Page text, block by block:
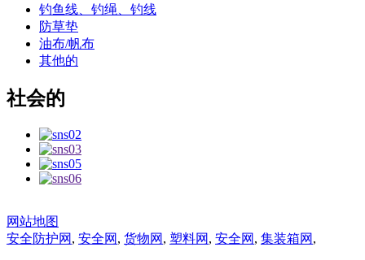
钓鱼线、钓绳、钓线
防草垫
油布/帆布
其他的
社会的
网站地图
安全防护网 , 安全网 , 货物网 , 塑料网 , 安全网 , 集装箱网 ,